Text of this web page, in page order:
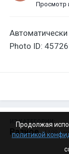
Просмотр
Photo ID:
ИЗ КАТЕГОРИИ:
Разное · 4 199
Продолжая
политикой